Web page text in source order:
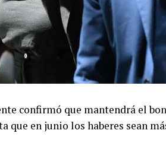
confirmó que mantendrá el
que en junio los haberes sean